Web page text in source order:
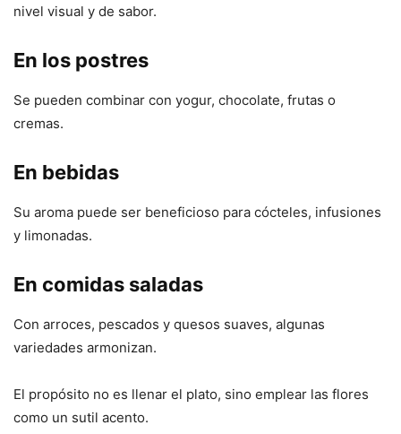
nivel visual y de sabor.
En los postres
Se pueden combinar con yogur, chocolate, frutas o
cremas.
En bebidas
Su aroma puede ser beneficioso para cócteles, infusiones
y limonadas.
En comidas saladas
Con arroces, pescados y quesos suaves, algunas
variedades armonizan.
El propósito no es llenar el plato, sino emplear las flores
como un sutil acento.